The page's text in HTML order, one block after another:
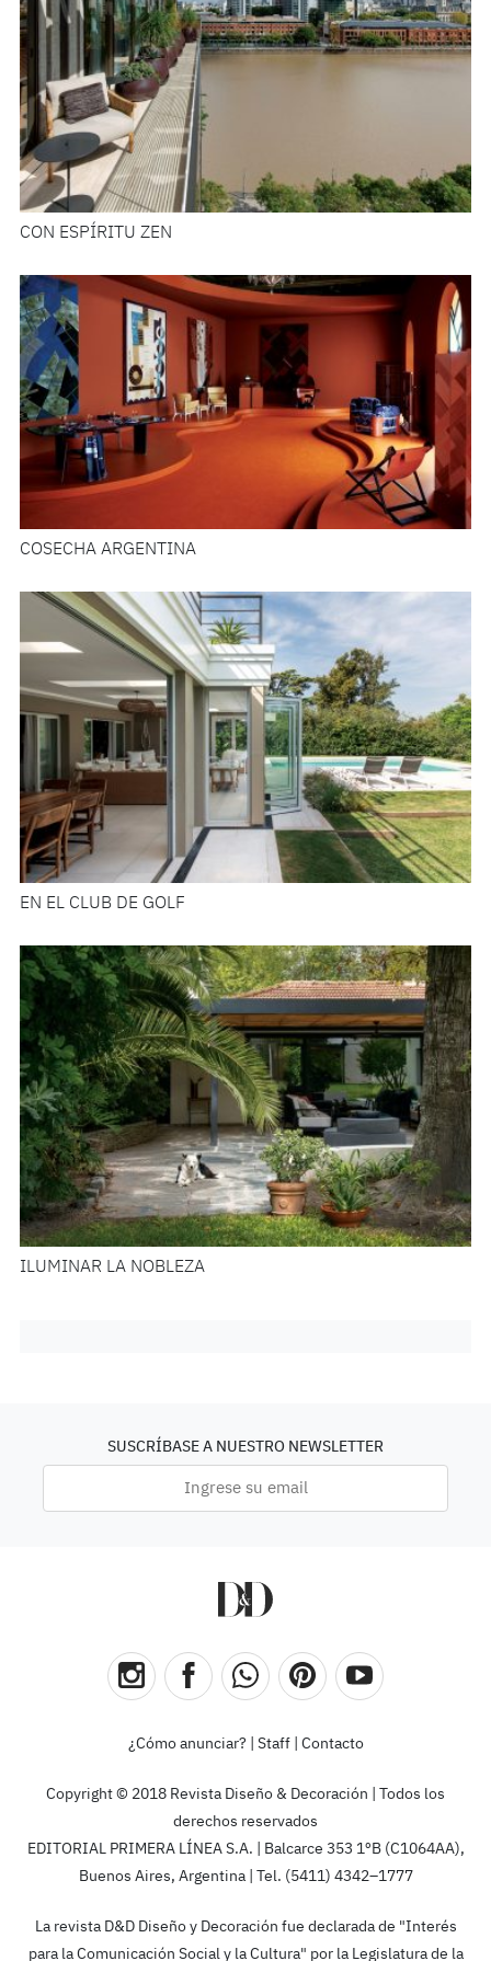
CON ESPÍRITU ZEN
COSECHA ARGENTINA
EN EL CLUB DE GOLF
ILUMINAR LA NOBLEZA
SUSCRÍBASE A NUESTRO NEWSLETTER
¿Cómo anunciar? Staff| Contacto
Copyright © 2018 Revista Diseño & Decoración | Todos los
derechos reservados
EDITORIAL PRIMERA LÍNEA S.A. | Balcarce 353 1ºB (C1064AA),
Buenos Aires, Argentina | Tel. (5411) 4342–1777
La revista D&D Diseño y Decoración fue declarada de "Interés
para la Comunicación Social y la Cultura" por la Legislatura de la